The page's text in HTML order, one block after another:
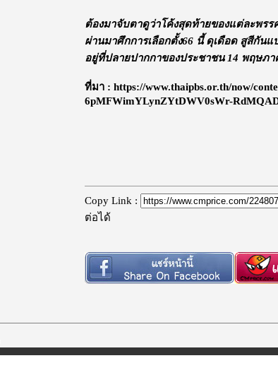
ต้องมาจับตาดูว่าโค้งสุดท้ายของแต่ละพรร
ผ่านมาศึกการเลือกตั้ง66 นี้ ดุเดือด สูสีกันแ
อยู่ที่ปลายปากกาของประชาชน 14 พฤษภ
ที่มา : https://www.thaipbs.or.th/now/
6pMFWimYLynZYtDWV0sWr-
Copy Link :
ต่อได้